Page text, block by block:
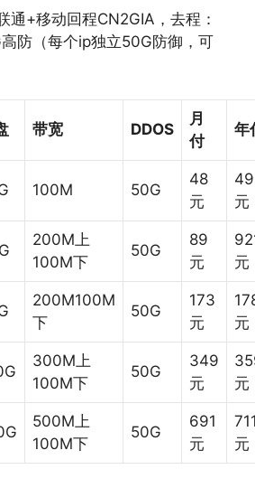
通+移动回程CN2GIA，去程：
防（每个ip独立50G防御，可
带宽 DDOS
月
付
年
100M 50G
48
元
元
200M上
100M下
50G
89
元
元
200M100M
下
50G
173
元
元
300M上
100M下
50G
349
元
元
500M上
100M下
50G
691
元
元